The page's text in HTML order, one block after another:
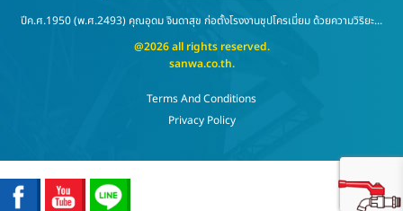
ปีค.ศ.1950 (พ.ศ.2493) คุณอุดม จินดาสุข ก่อตั้งโรงงานชุปโครเมี่ยม ด้วยความวิริยะ...
@2026 all rights reserved.
sanwa.co.th.
Terms And Conditions
Privacy Policy